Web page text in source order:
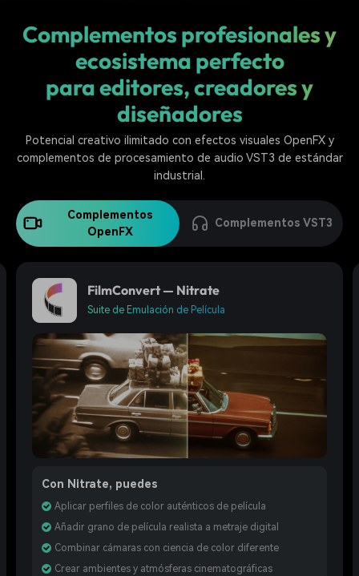
límites con el Centro de
creadores
editables diseñadas para
Comunidad
Contenido destacado
Complementos profesionales y
ecosistema perfecto
para editores, creadores y
diseñadores
Potencial creativo ilimitado con efectos visuales OpenFX y
complementos de procesamiento de audio VST3 de estándar
industrial.
Complementos
OpenFX
Complementos VST3
FilmConvert — Nitrate
Suite de Emulación de Película
Con Nitrate, puedes
Aplicar perfiles de color auténticos de película
Añadir grano de película realista a metraje digital
Combinar cámaras con ciencia de color diferente
Crear ambientes y atmósferas cinematográficas